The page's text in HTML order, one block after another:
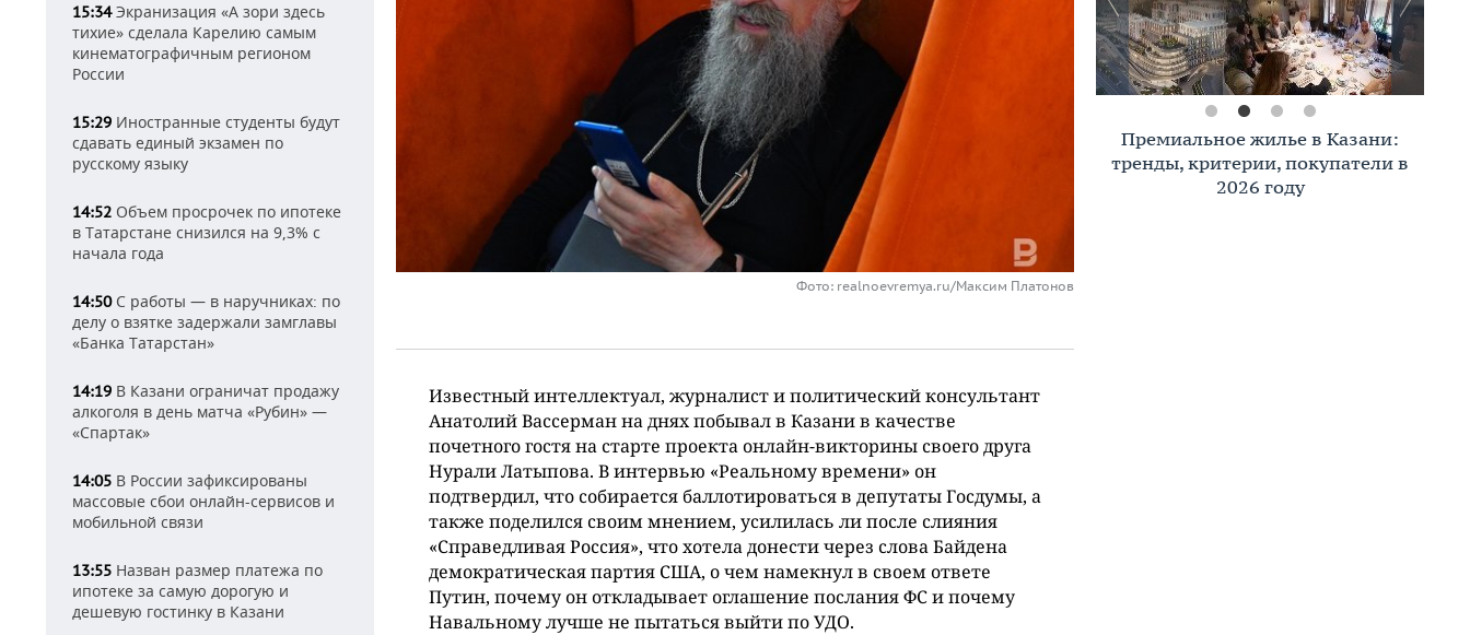
15:34Экранизация «А зори здесь
тихие» сделала Карелию самым
кинематографичным регионом
России
15:29 Иностранные студенты будут
сдавать единый экзамен по
русскому языку
14:52 Объем просрочек по ипотеке
в Татарстане снизился на 9,3% с
начала года
14:50С работы — в наручниках: по
делу о взятке задержали замглавы
«Банка Татарстан»
14:19 В Казани ограничат продажу
алкоголя в день матча «Рубин» —
«Спартак»
14:05 В России зафиксированы
массовые сбои онлайн-сервисов и
мобильной связи
13:55 Назван размер платежа по
ипотеке за самую дорогую и
дешевую гостинку в Казани
Фото: realnoevremya.ru/Максим Платонов
Известный интеллектуал, журналист и политический консультант
Анатолий Вассерман на днях побывал в Казани в качестве
почетного гостя на старте проекта онлайн-викторины своего друга
Нурали Латыпова. В интервью «Реальному времени» он
подтвердил, что собирается баллотироваться в депутаты Госдумы, а
также поделился своим мнением, усилилась ли после слияния
«Справедливая Россия», что хотела донести через слова Байдена
демократическая партия США, о чем намекнул в своем ответе
Путин, почему он откладывает оглашение послания ФС и почему
Навальному лучше не пытаться выйти по УДО.
Премиальное жилье в Казани:
тренды, критерии, покупатели в
2026 году